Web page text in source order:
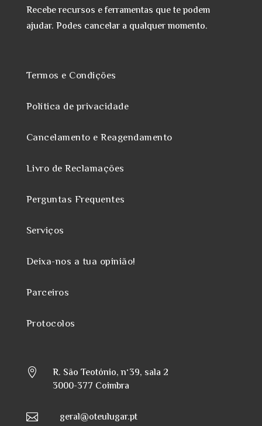
Recebe recursos e ferramentas que te podem
ajudar. Podes cancelar a qualquer momento.
Termos e Condições
Política de privacidade
Cancelamento e Reagendamento
Livro de Reclamações
Perguntas Frequentes
Serviços
Deixa-nos a tua opinião!
Parceiros
Protocolos

R. São Teotónio, nº39, sala 2
3000-377 Coimbra
 geral@oteulugar.pt